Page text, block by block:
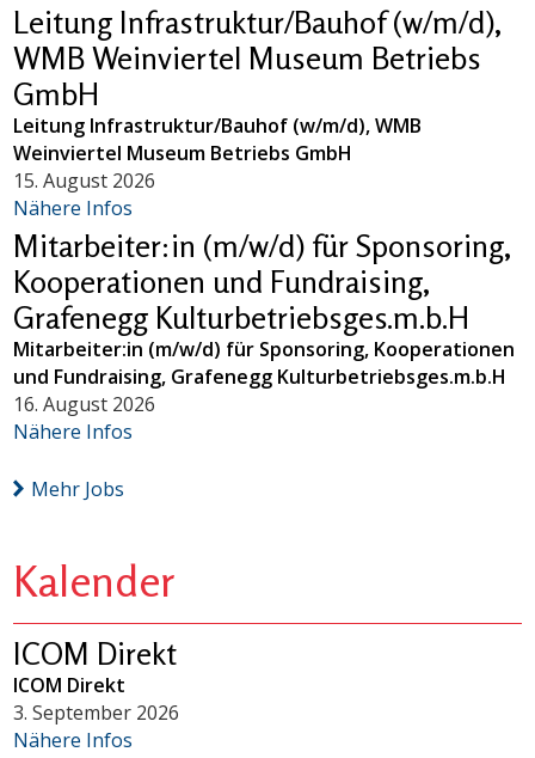
Leitung Infrastruktur/Bauhof (w/m/d),
WMB Weinviertel Museum Betriebs
GmbH
Leitung Infrastruktur/Bauhof (w/m/d), WMB
Weinviertel Museum Betriebs GmbH
15. August 2026
Nähere Infos
Mitarbeiter:in (m/w/d) für Sponsoring,
Kooperationen und Fundraising,
Grafenegg Kulturbetriebsges.m.b.H
Mitarbeiter:in (m/w/d) für Sponsoring, Kooperationen
und Fundraising, Grafenegg Kulturbetriebsges.m.b.H
16. August 2026
Nähere Infos
Mehr Jobs
Kalender
ICOM Direkt
ICOM Direkt
3. September 2026
Nähere Infos